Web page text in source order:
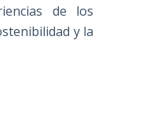
de los
y la